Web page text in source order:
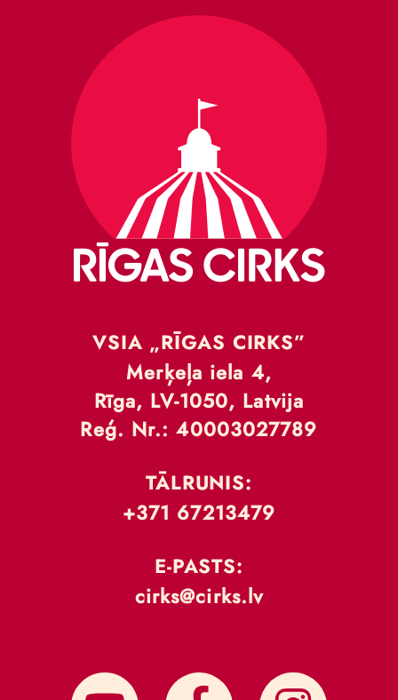
VSIA „RĪGAS CIRKS”
Merķeļa iela 4,
Rīga, LV-1050, Latvija
Reģ. Nr.: 40003027789
TĀLRUNIS:
+371 67213479
E-PASTS:
cirks@cirks.lv